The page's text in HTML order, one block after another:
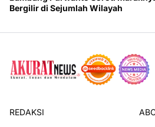
Bergilir di Sejumlah Wilayah
REDAKSI